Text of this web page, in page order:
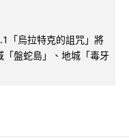
「烏拉特克的詛咒」將
盤蛇島」、地城「毒牙